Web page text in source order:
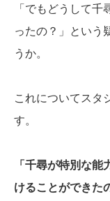
「でもどうして
ったの？」という
うか。
これについてスタ
す。
「千尋が特別な
けることができた